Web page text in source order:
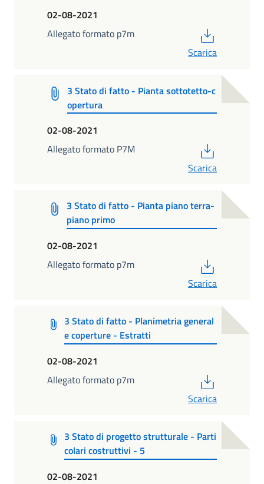
02-08-2021
Allegato formato p7m
Scarica
3 Stato di fatto - Pianta sottotetto-c
opertura
02-08-2021
Allegato formato P7M
Scarica
3 Stato di fatto - Pianta piano terra-
piano primo
02-08-2021
Allegato formato p7m
Scarica
3 Stato di fatto - Planimetria general
e coperture - Estratti
02-08-2021
Allegato formato p7m
Scarica
3 Stato di progetto strutturale - Parti
colari costruttivi - 5
02-08-2021